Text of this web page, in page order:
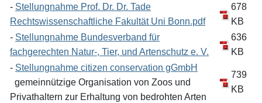
- Stellungnahme Prof. Dr. Dr. Tade
Rechtswissenschaftliche Fakultät Uni Bonn.pdf
678
KB
- Stellungnahme Bundesverband für
fachgerechten Natur-, Tier, und Artenschutz e. V.
636
KB
- Stellungnahme citizen conservation gGmbH
gemeinnützige Organisation von Zoos und
Privathaltern zur Erhaltung von bedrohten Arten
739
KB